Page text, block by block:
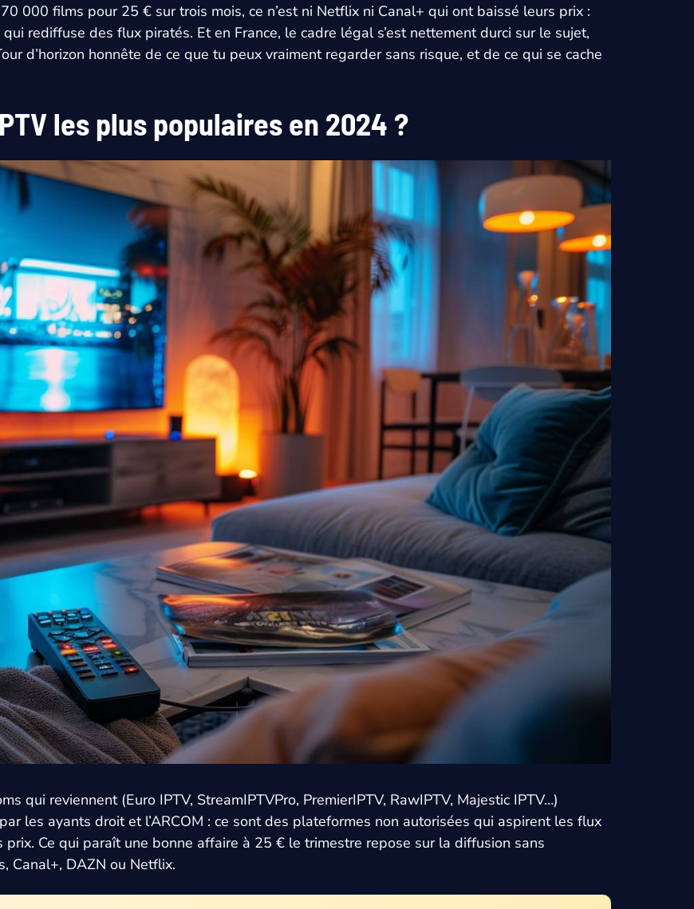
000 films pour 25 € sur trois mois, ce n’est ni Netflix ni Canal+ qui ont baissé leurs prix :
rediffuse des flux piratés. Et en France, le cadre légal s’est nettement durci sur le sujet,
d’horizon honnête de ce que tu peux vraiment regarder sans risque, et de ce qui se cache
les plus populaires en 2024 ?
qui reviennent (Euro IPTV, StreamIPTVPro, PremierIPTV, RawIPTV, Majestic IPTV…)
les ayants droit et l’ARCOM : ce sont des plateformes non autorisées qui aspirent les flux
Ce qui paraît une bonne affaire à 25 € le trimestre repose sur la diffusion sans
Canal+, DAZN ou Netflix.